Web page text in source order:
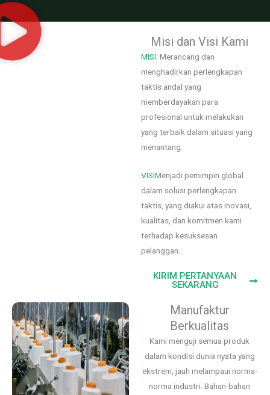
Misi dan Visi Kami
MISI: Merancang dan
menghadirkan perlengkapan
taktis andal yang
memberdayakan para
profesional untuk melakukan
yang terbaik dalam situasi yang
menantang.
VISIMenjadi pemimpin global
dalam solusi perlengkapan
taktis, yang diakui atas inovasi,
kualitas, dan komitmen kami
terhadap kesuksesan
pelanggan.
KIRIM PERTANYAAN
SEKARANG
Manufaktur
Berkualitas
Kami menguji semua produk
dalam kondisi dunia nyata yang
ekstrem, jauh melampaui norma-
norma industri. Bahan-bahan